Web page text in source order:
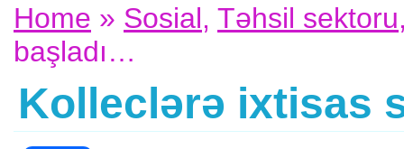
Home » Sosial, Təhsil sektoru
başladı…
Kolleclərə ixtisas